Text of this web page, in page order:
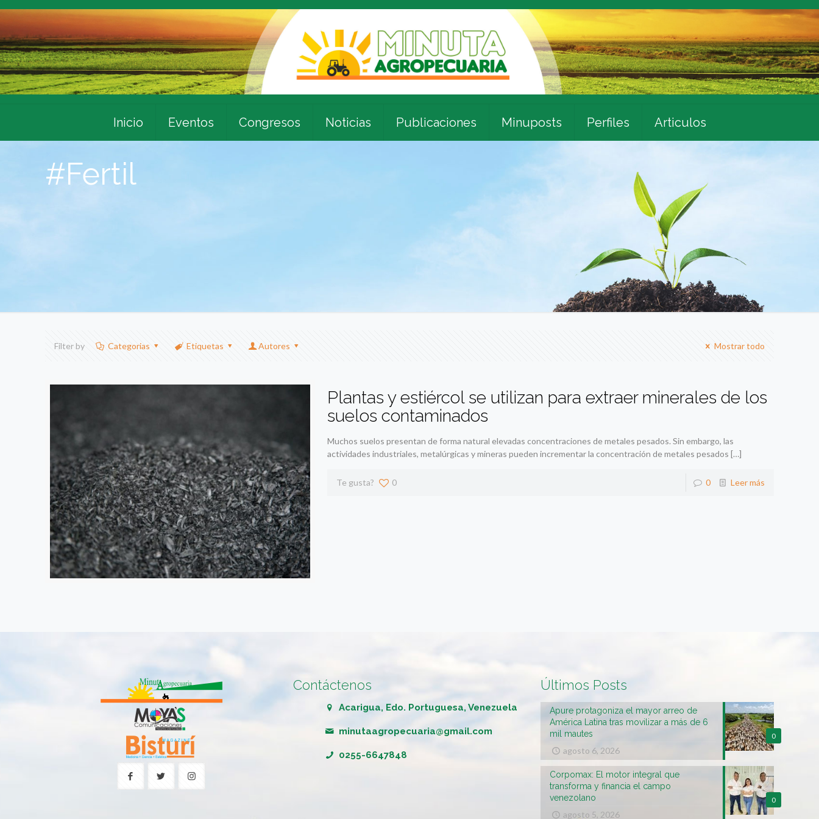
Inicio Eventos Congresos Noticias Publicaciones Minuposts Perfiles Articulos
#Fertil
Filter by Categorias Etiquetas Autores Mostrar todo
Plantas y estiércol se utilizan para extraer minerales de los
suelos contaminados
Muchos suelos presentan de forma natural elevadas concentraciones de metales pesados. Sin embargo, las
actividades industriales, metalúrgicas y mineras pueden incrementar la concentración de metales pesados […]
Te gusta? 0 0 Leer más
Contáctenos
Acarigua, Edo. Portuguesa, Venezuela
minutaagropecuaria@gmail.com
0255-6647848
Últimos Posts
0
Apure protagoniza el mayor arreo de
América Latina tras movilizar a más de 6
mil mautes
agosto 6, 2026
0
Corpomax: El motor integral que
transforma y financia el campo
venezolano
agosto 5, 2026